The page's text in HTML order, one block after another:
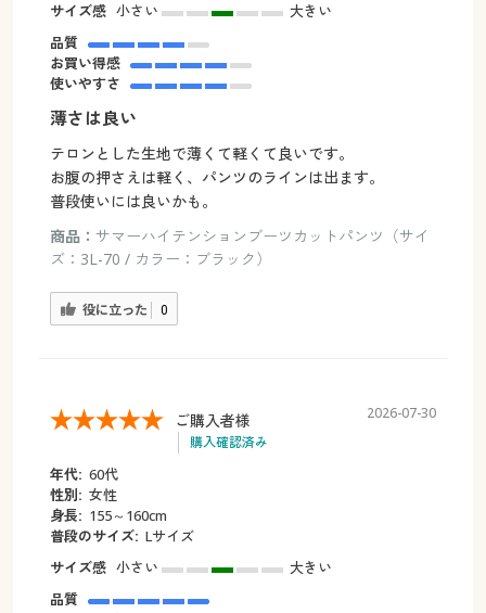
サイズ感 小さい
大きい
品質
お買い得感
使いやすさ
薄さは良い
テロンとした生地で薄くて軽くて良いです。
お腹の押さえは軽く、パンツのラインは出ます。
普段使いには良いかも。
商品： サマーハイテンションブーツカットパンツ（サイ
ズ：3L-70 / カラー：ブラック）
役に立った 0
ご購入者様
購入確認済み
2026-07-30
年代: 60代
性別: 女性
身長: 155～160cm
普段のサイズ: Lサイズ
サイズ感 小さい
大きい
品質